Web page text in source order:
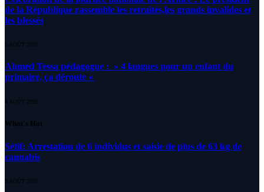
de la République rassemble les retraités,les grands invalides et
les blessés
5 AOÛT 2026
Ahmed Tessa pédagogue : » 4 langues pour un enfant du
primaire, ça déroute «
4 AOÛT 2026
What's Hot
Sétif: Arrestation de 6 individus et saisie de plus de 63 kg de
cannabis
9 AOÛT 2026